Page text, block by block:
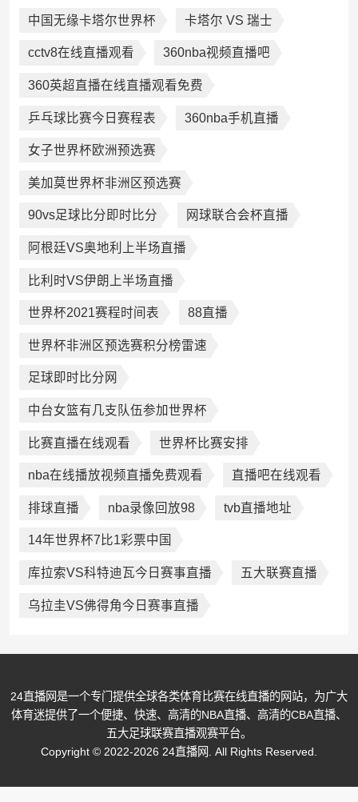
中国无缘卡塔尔世界杯 卡塔尔 VS 瑞士
cctv8在线直播观看 360nba视频直播吧
360英超直播在线直播观看免费
乒乓球比赛今日赛程表 360nba手机直播
女子世界杯欧洲预选赛
美加莫世界杯非洲区预选赛
90vs足球比分即时比分 网球联合会杯直播
阿根廷VS奥地利上半场直播
比利时VS伊朗上半场直播
世界杯2021赛程时间表 88直播
世界杯非洲区预选赛积分榜雷速
足球即时比分网
中台女篮有几支队伍参加世界杯
比赛直播在线观看 世界杯比赛安排
nba在线播放视频直播免费观看 直播吧在线观看
排球直播 nba录像回放98 tvb直播地址
14年世界杯7比1彩票中国
库拉索VS科特迪瓦今日赛事直播 五大联赛直播
乌拉圭VS佛得角今日赛事直播
24直播网是一个专门提供全球各类体育比赛在线直播的网站，为广大
体育迷提供了一个便捷、快速、高清的NBA直播、高清的CBA直播、
五大足球联赛直播观赛平台。
Copyright © 2022-2026 24直播网. All Rights Reserved.